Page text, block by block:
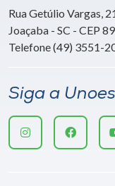
Rua Getúlio Vargas,
Joaçaba - SC - CEP
Telefone (49) 3551-
Siga a